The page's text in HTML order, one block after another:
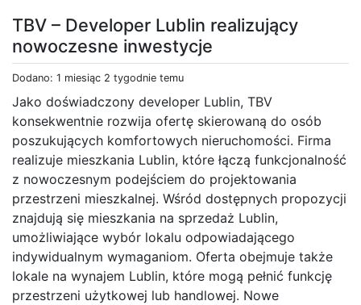
TBV – Developer Lublin realizujący
nowoczesne inwestycje
Dodano: 1 miesiąc 2 tygodnie temu
Jako doświadczony developer Lublin, TBV
konsekwentnie rozwija ofertę skierowaną do osób
poszukujących komfortowych nieruchomości. Firma
realizuje mieszkania Lublin, które łączą funkcjonalność
z nowoczesnym podejściem do projektowania
przestrzeni mieszkalnej. Wśród dostępnych propozycji
znajdują się mieszkania na sprzedaż Lublin,
umożliwiające wybór lokalu odpowiadającego
indywidualnym wymaganiom. Oferta obejmuje także
lokale na wynajem Lublin, które mogą pełnić funkcję
przestrzeni użytkowej lub handlowej. Nowe